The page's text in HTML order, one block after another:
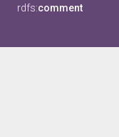
rdfs:comment